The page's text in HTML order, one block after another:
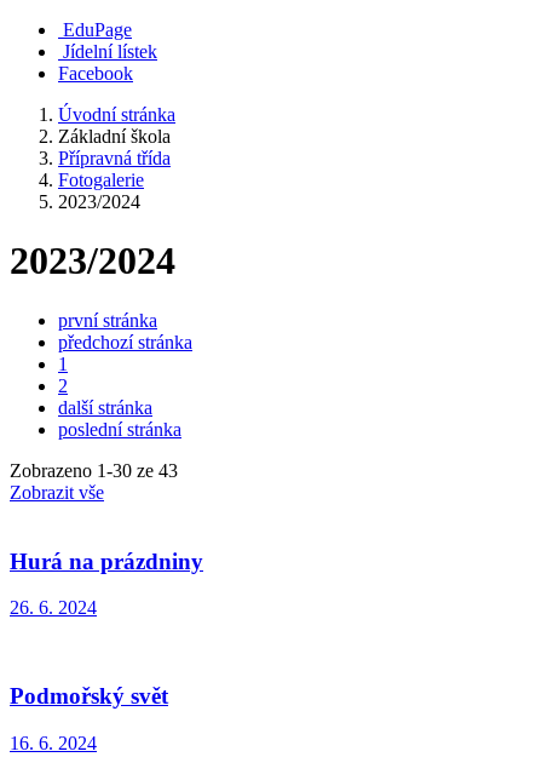
EduPage
Jídelní lístek
Facebook
Úvodní stránka
Základní škola
Přípravná třída
Fotogalerie
2023/2024
2023/2024
první stránka
předchozí stránka
1
2
další stránka
poslední stránka
Zobrazeno 1-30 ze 43
Zobrazit vše
Hurá na prázdniny
26. 6. 2024
Podmořský svět
16. 6. 2024